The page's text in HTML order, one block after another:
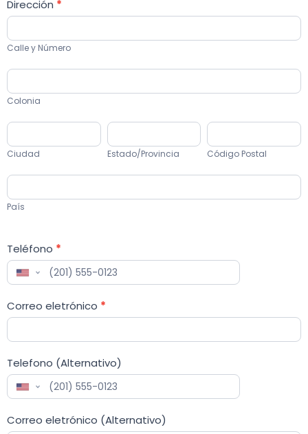
Dirección *
y
Calle y Número
Colonia
Ciudad
Ciudad
Estado/Provincia
Estado/Provincia
Código
Postal
Código Postal
País
Teléfono *
United
+1
Correo eletrónico *
Telefono (Alternativo)
United
+1
Correo eletrónico (Alternativo)